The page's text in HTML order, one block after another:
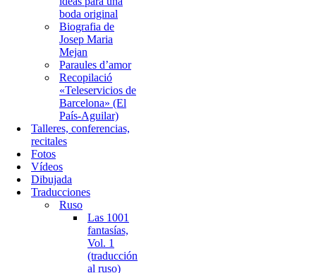
boda original
Biografia de
Josep Maria
Mejan
Paraules d’amor
Recopilació
«Teleservicios de
Barcelona» (El
País-Aguilar)
Talleres, conferencias,
recitales
Fotos
Vídeos
Dibujada
Traducciones
Ruso
Las 1001
fantasías,
Vol. 1
(traducción
al ruso)